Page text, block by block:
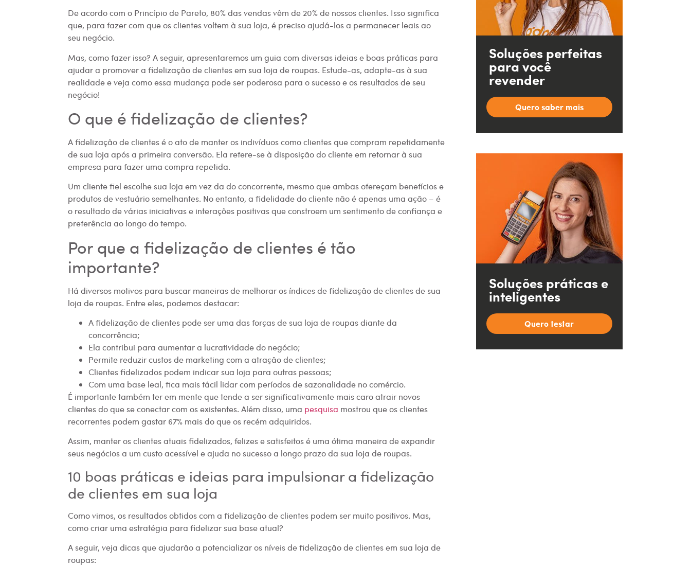
De acordo com o Princípio de Pareto, 80% das vendas vêm de 20% de nossos clientes. Isso significa
que, para fazer com que os clientes voltem à sua loja, é preciso ajudá-los a permanecer leais ao
seu negócio.
Mas, como fazer isso? A seguir, apresentaremos um guia com diversas ideias e boas práticas para
ajudar a promover a fidelização de clientes em sua loja de roupas. Estude-as, adapte-as à sua
realidade e veja como essa mudança pode ser poderosa para o sucesso e os resultados de seu
negócio!
O que é fidelização de clientes?
A fidelização de clientes é o ato de manter os indivíduos como clientes que compram repetidamente
de sua loja após a primeira conversão. Ela refere-se à disposição do cliente em retornar à sua
empresa para fazer uma compra repetida.
Um cliente fiel escolhe sua loja em vez da do concorrente, mesmo que ambas ofereçam benefícios e
produtos de vestuário semelhantes. No entanto, a fidelidade do cliente não é apenas uma ação – é
o resultado de várias iniciativas e interações positivas que constroem um sentimento de confiança e
preferência ao longo do tempo.
Por que a fidelização de clientes é tão
importante?
Há diversos motivos para buscar maneiras de melhorar os índices de fidelização de clientes de sua
loja de roupas. Entre eles, podemos destacar:
A fidelização de clientes pode ser uma das forças de sua loja de roupas diante da
concorrência;
Ela contribui para aumentar a lucratividade do negócio;
Permite reduzir custos de marketing com a atração de clientes;
Clientes fidelizados podem indicar sua loja para outras pessoas;
Com uma base leal, fica mais fácil lidar com períodos de sazonalidade no comércio.
É importante também ter em mente que tende a ser significativamente mais caro atrair novos
clientes do que se conectar com os existentes. Além disso, uma pesquisa mostrou que os clientes
recorrentes podem gastar 67% mais do que os recém adquiridos.
Assim, manter os clientes atuais fidelizados, felizes e satisfeitos é uma ótima maneira de expandir
seus negócios a um custo acessível e ajuda no sucesso a longo prazo da sua loja de roupas.
10 boas práticas e ideias para impulsionar a fidelização
de clientes em sua loja
Como vimos, os resultados obtidos com a fidelização de clientes podem ser muito positivos. Mas,
como criar uma estratégia para fidelizar sua base atual?
A seguir, veja dicas que ajudarão a potencializar os níveis de fidelização de clientes em sua loja de
roupas:
Soluções perfeitas
para você
revender
Quero saber mais
Soluções práticas e
inteligentes
Quero testar